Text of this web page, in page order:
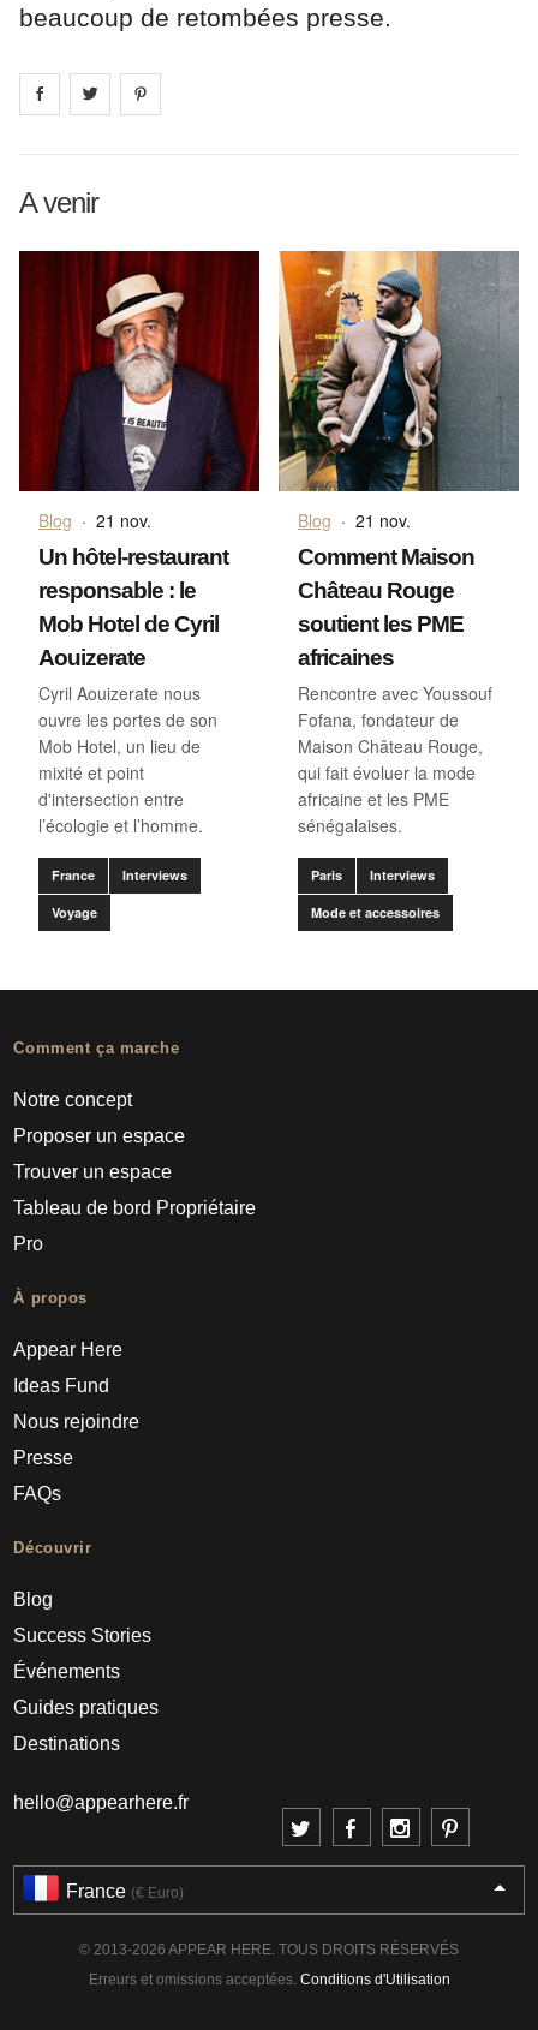
beaucoup de retombées presse.
Share on facebook
Share on
A venir
Blog · 21 nov.
Un hôtel-restaurant
responsable : le
Mob Hotel de Cyril
Aouizerate
Cyril Aouizerate nous
ouvre les portes de son
Mob Hotel, un lieu de
mixité et point
d'intersection entre
l’écologie et l’homme.
France Interviews
Voyage
Blog · 21 nov.
Comment Maison
Château Rouge
soutient les PME
africaines
Rencontre avec Youssouf
Fofana, fondateur de
Maison Château Rouge,
qui fait évoluer la mode
africaine et les PME
sénégalaises.
Paris Interviews
Mode et accessoires
Comment ça marche
Notre concept
Proposer un espace
Trouver un espace
Tableau de bord Propriétaire
Pro
À propos
Appear Here
Ideas Fund
Nous rejoindre
Presse
FAQs
Découvrir
Blog
Success Stories
Événements
Guides pratiques
Destinations
hello@appearhere.fr
France (€ Euro)
© 2013-2026 APPEAR HERE. TOUS DROITS RÉSERVÉS
Erreurs et omissions acceptées. Conditions d'Utilisation